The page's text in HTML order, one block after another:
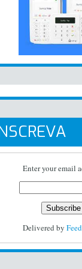
Enter your email
Delivered by